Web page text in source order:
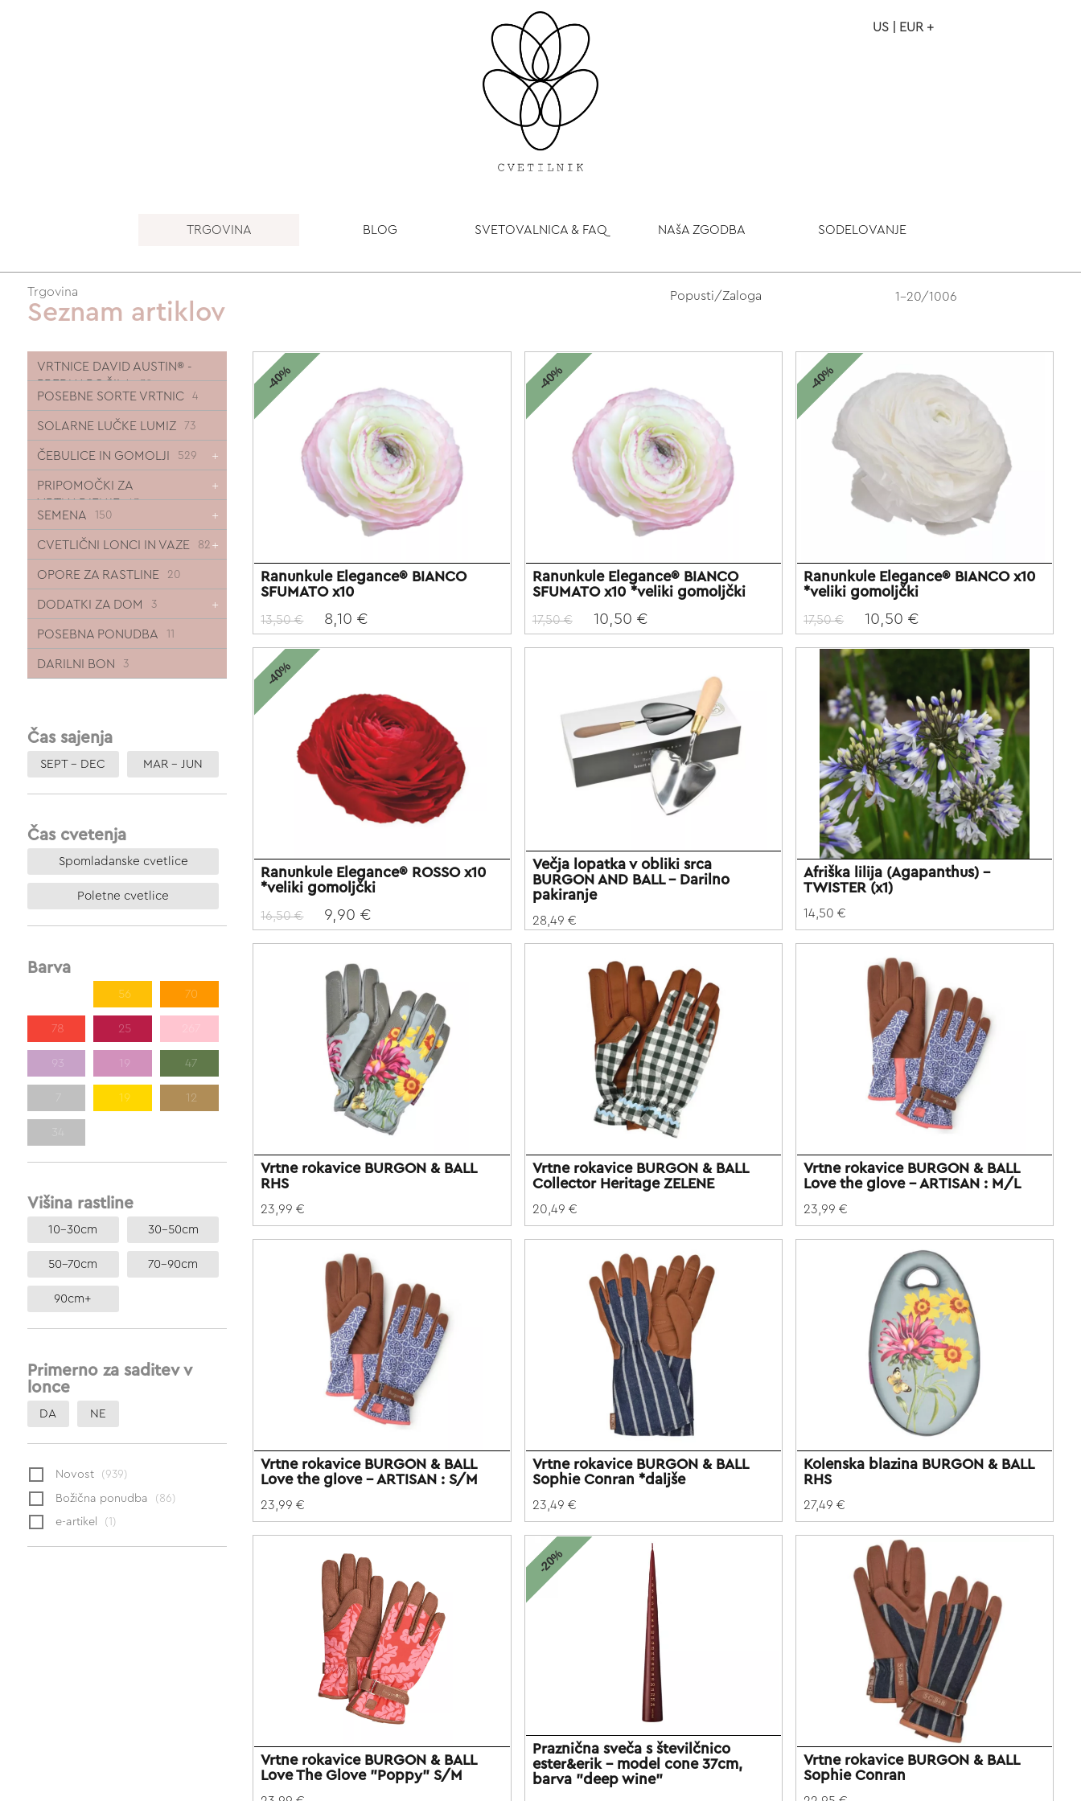
US | EUR +
TRGOVINA BLOG SVETOVALNICA & FAQ NAšA ZGODBA SODELOVANJE
Trgovina
Seznam artiklov
1-20/1006
Popusti/Zaloga
VRTNICE DAVID AUSTIN® -
PREDNAROČILA
30
POSEBNE SORTE VRTNIC 4
SOLARNE LUČKE LUMIZ 73
ČEBULICE IN GOMOLJI 529
PRIPOMOČKI ZA
VRTNARJENJE
43
SEMENA 150
CVETLIČNI LONCI IN VAZE 82
OPORE ZA RASTLINE 20
DODATKI ZA DOM 3
POSEBNA PONUDBA 11
DARILNI BON 3
Čas sajenja
SEPT – DEC MAR – JUN
Čas cvetenja
Spomladanske cvetlice
Poletne cvetlice
Barva
56 70
78 25
93 19 47
19 12
Višina rastline
10-30cm 30-50cm
50-70cm 70-90cm
90cm+
Primerno za saditev v
lonce
DA NE
Novost (939)
Božična ponudba (86)
e-artikel (1)
-40%
Ranunkule Elegance® BIANCO
SFUMATO x10
13,50 € 8,10 €
-40%
Ranunkule Elegance® BIANCO
SFUMATO x10 *veliki gomoljčki
17,50 € 10,50 €
-40%
Ranunkule Elegance® BIANCO x10
*veliki gomoljčki
17,50 € 10,50 €
-40%
Ranunkule Elegance® ROSSO x10
*veliki gomoljčki
16,50 € 9,90 €
Večja lopatka v obliki srca
BURGON AND BALL - Darilno
pakiranje
28,49 €
Afriška lilija (Agapanthus) -
TWISTER (x1)
14,50 €
Vrtne rokavice BURGON & BALL
RHS
23,99 €
Vrtne rokavice BURGON & BALL
Collector Heritage ZELENE
20,49 €
Vrtne rokavice BURGON & BALL
Love the glove - ARTISAN : M/L
23,99 €
Vrtne rokavice BURGON & BALL
Love the glove - ARTISAN : S/M
23,99 €
Vrtne rokavice BURGON & BALL
Sophie Conran *daljše
23,49 €
Kolenska blazina BURGON & BALL
RHS
27,49 €
Vrtne rokavice BURGON & BALL
Love The Glove "Poppy" S/M
-20%
Praznična sveča s številčnico
ester&erik - model cone 37cm,
barva "deep wine"
Vrtne rokavice BURGON & BALL
Sophie Conran